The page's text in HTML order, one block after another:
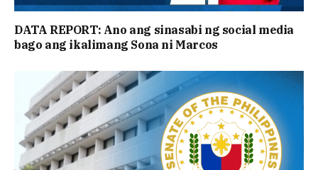
DATA REPORT: Ano ang sinasabi ng social media
bago ang ikalimang Sona ni Marcos